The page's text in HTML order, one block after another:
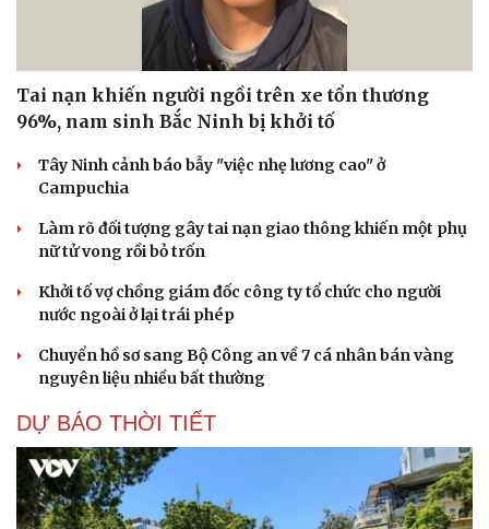
Tai nạn khiến người ngồi trên xe tổn thương
96%, nam sinh Bắc Ninh bị khởi tố
Tây Ninh cảnh báo bẫy "việc nhẹ lương cao" ở
Campuchia
Làm rõ đối tượng gây tai nạn giao thông khiến một phụ
nữ tử vong rồi bỏ trốn
Khởi tố vợ chồng giám đốc công ty tổ chức cho người
nước ngoài ở lại trái phép
Chuyển hồ sơ sang Bộ Công an về 7 cá nhân bán vàng
nguyên liệu nhiều bất thường
DỰ BÁO THỜI TIẾT